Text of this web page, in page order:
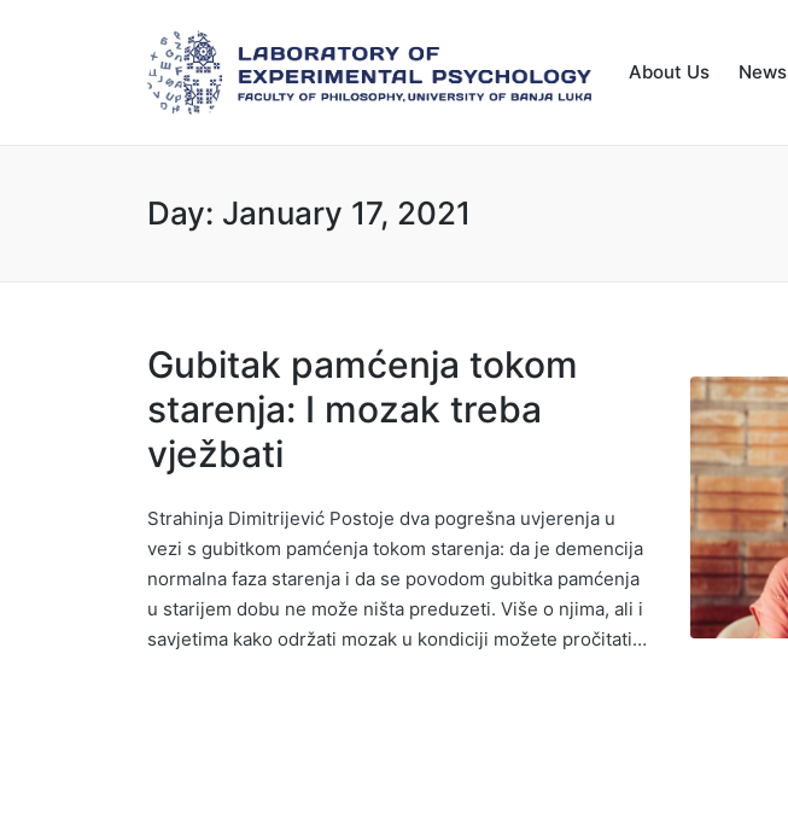
About Us News
Day: January 17, 2021
Gubitak pamćenja tokom
starenja: I mozak treba
vježbati
Strahinja Dimitrijević Postoje dva pogrešna uvjerenja u
vezi s gubitkom pamćenja tokom starenja: da je demencija
normalna faza starenja i da se povodom gubitka pamćenja
u starijem dobu ne može ništa preduzeti. Više o njima, ali i
savjetima kako održati mozak u kondiciji možete pročitati…